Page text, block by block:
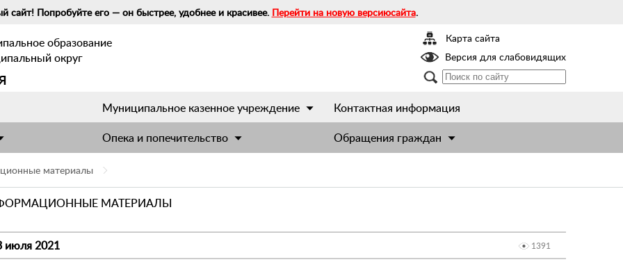
сайт! Попробуйте его — он быстрее, удобнее и красивее. Перейти на новую версиюсайта.
образование
округ
Карта сайта
Версия для слабовидящих
Муниципальное казенное учреждение
Контактная информация
Опека и попечительство
Обращения граждан
материалы
МАТЕРИАЛЫ
июля 2021 1391